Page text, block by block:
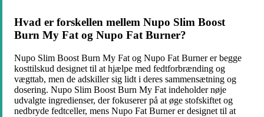
Hvad er forskellen mellem Nupo Slim Boost
Burn My Fat og Nupo Fat Burner?
Nupo Slim Boost Burn My Fat og Nupo Fat Burner er begge
kosttilskud designet til at hjælpe med fedtforbrænding og
vægttab, men de adskiller sig lidt i deres sammensætning og
dosering. Nupo Slim Boost Burn My Fat indeholder nøje
udvalgte ingredienser, der fokuserer på at øge stofskiftet og
nedbryde fedtceller, mens Nupo Fat Burner er designet til at